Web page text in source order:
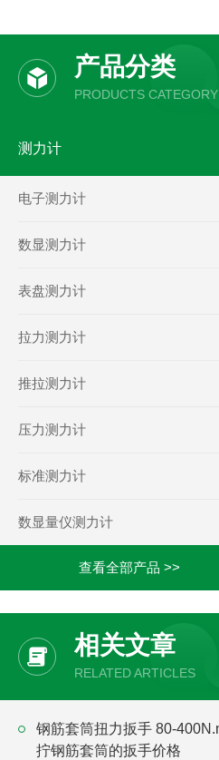
产品分类
PRODUCTS CATEGORY
测力计
电子测力计
数显测力计
表盘测力计
拉力测力计
推拉测力计
压力测力计
标准测力计
数显量仪测力计
查看全部产品 >>
相关文章
RELATED ARTICLES
钢筋套筒扭力扳手 80-400N.m
拧钢筋套筒的扳手价格